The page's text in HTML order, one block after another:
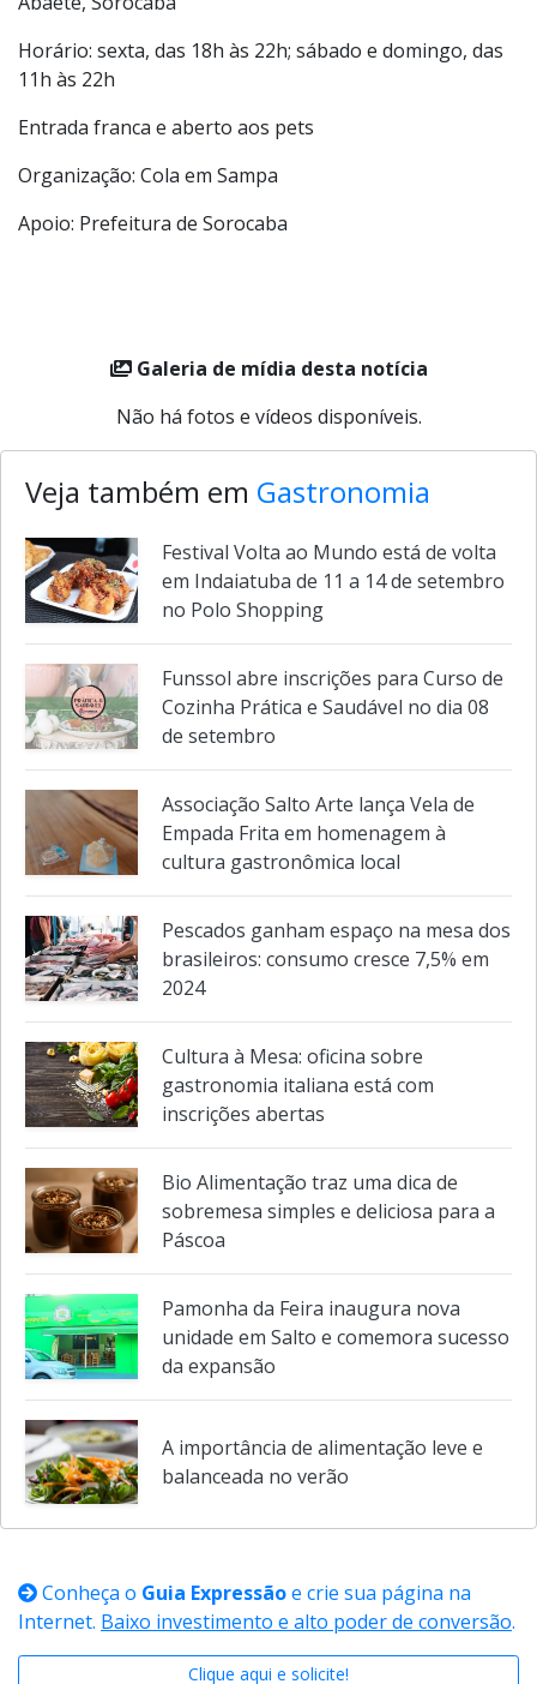
Local: Parque das Águas – Av. Dom Aguirre, s/n – Jd
Abaeté, Sorocaba
Horário: sexta, das 18h às 22h; sábado e domingo, das
11h às 22h
Entrada franca e aberto aos pets
Organização: Cola em Sampa
Galeria de mídia desta notícia
Não há fotos e vídeos disponíveis.
Veja também em Gastronomia
Festival Volta ao Mundo está de volta
em Indaiatuba de 11 a 14 de setembro
no Polo Shopping
Funssol abre inscrições para Curso de
Cozinha Prática e Saudável no dia 08
de setembro
Associação Salto Arte lança Vela de
Empada Frita em homenagem à
cultura gastronômica local
Pescados ganham espaço na mesa dos
brasileiros: consumo cresce 7,5% em
2024
Cultura à Mesa: oficina sobre
gastronomia italiana está com
inscrições abertas
Bio Alimentação traz uma dica de
sobremesa simples e deliciosa para a
Páscoa
Pamonha da Feira inaugura nova
unidade em Salto e comemora sucesso
da expansão
A importância de alimentação leve e
Conheça oGuia Expressãoe crie sua página na
Internet.Baixo investimento e alto poder de conversão.